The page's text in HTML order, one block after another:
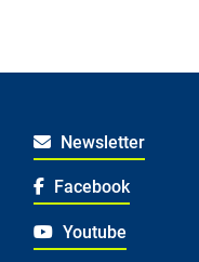
Newsletter
Facebook
Youtube